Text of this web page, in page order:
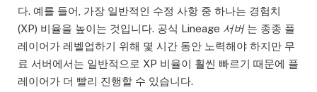
다. 예를 들어, 가장 일반적인 수정 사항 중 하나는 경험치
(XP) 비율을 높이는 것입니다. 공식 Lineage 서버 는 종종 플
레이어가 레벨업하기 위해 몇 시간 동안 노력해야 하지만 무
료 서버에서는 일반적으로 XP 비율이 훨씬 빠르기 때문에 플
레이어가 더 빨리 진행할 수 있습니다.